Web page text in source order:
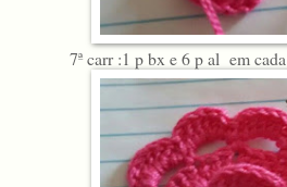
7ª carr :1 p bx e 6 p al em